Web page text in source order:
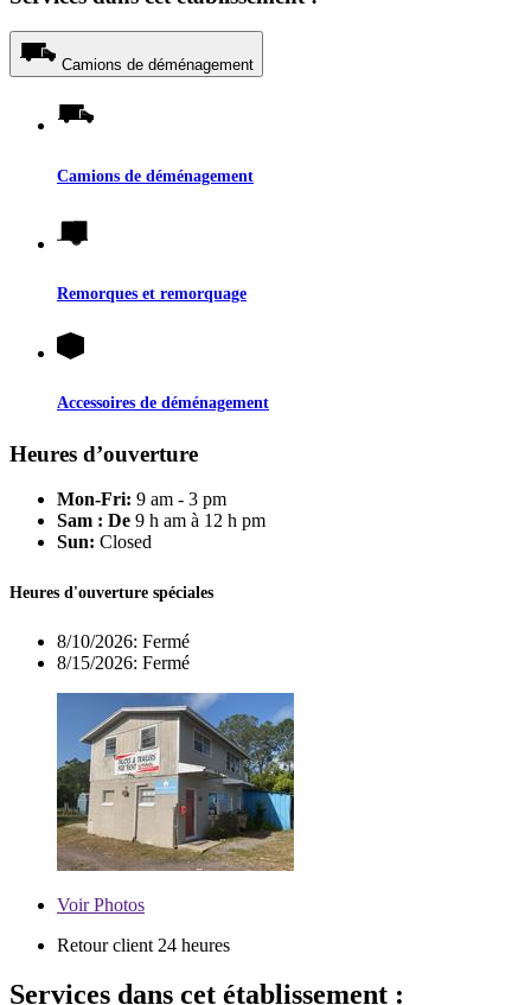
Camions de déménagement
Camions de déménagement
Remorques et remorquage
Accessoires de déménagement
Heures d’ouverture
Mon-Fri: 9 am - 3 pm
Sam : De 9 h am à 12 h pm
Sun: Closed
Heures d'ouverture spéciales
8/10/2026: Fermé
8/15/2026: Fermé
VoirPhotos
Retour client 24 heures
Services dans cet établissement :